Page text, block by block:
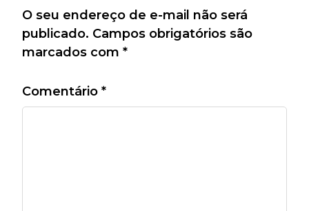
O seu endereço de e-mail não será
publicado. Campos obrigatórios são
marcados com *
Comentário *